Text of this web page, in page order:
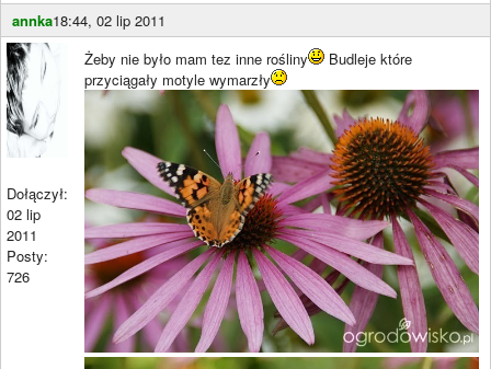
annka18:44, 02 lip 2011
Dołączył:
02 lip
2011
Posty:
726
Żeby nie było mam tez inne rośliny
Budleje które
przyciągały motyle wymarzły